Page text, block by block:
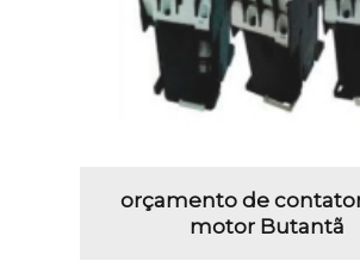
orçamento de
motor Butantã